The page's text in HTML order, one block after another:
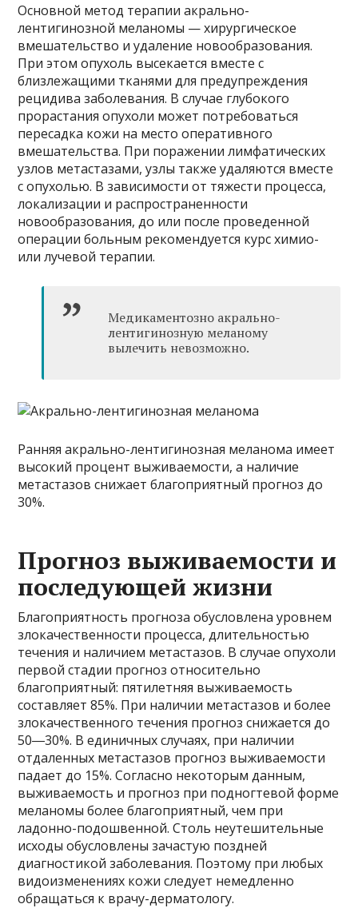
Основной метод терапии акрально-
лентигинозной меланомы — хирургическое
вмешательство и удаление новообразования.
При этом опухоль высекается вместе с
близлежащими тканями для предупреждения
рецидива заболевания. В случае глубокого
прорастания опухоли может потребоваться
пересадка кожи на место оперативного
вмешательства. При поражении лимфатических
узлов метастазами, узлы также удаляются вместе
с опухолью. В зависимости от тяжести процесса,
локализации и распространенности
новообразования, до или после проведенной
операции больным рекомендуется курс химио-
или лучевой терапии.
Медикаментозно акрально-
лентигинозную меланому
вылечить невозможно.
Ранняя акрально-лентигинозная меланома имеет
высокий процент выживаемости, а наличие
метастазов снижает благоприятный прогноз до
30%.
Прогноз выживаемости и
последующей жизни
Благоприятность прогноза обусловлена уровнем
злокачественности процесса, длительностью
течения и наличием метастазов. В случае опухоли
первой стадии прогноз относительно
благоприятный: пятилетняя выживаемость
составляет 85%. При наличии метастазов и более
злокачественного течения прогноз снижается до
50―30%. В единичных случаях, при наличии
отдаленных метастазов прогноз выживаемости
падает до 15%. Согласно некоторым данным,
выживаемость и прогноз при подногтевой форме
меланомы более благоприятный, чем при
ладонно-подошвенной. Столь неутешительные
исходы обусловлены зачастую поздней
диагностикой заболевания. Поэтому при любых
видоизменениях кожи следует немедленно
обращаться к врачу-дерматологу.